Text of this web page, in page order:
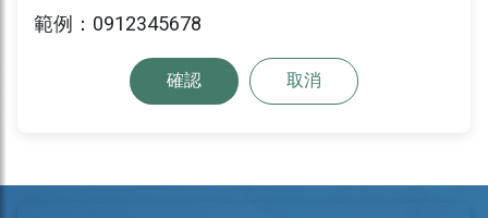
範例：0912345678
確認 取消